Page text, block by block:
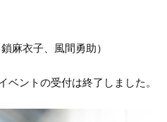
麻衣子、風間勇助）
トの受付は終了しました。